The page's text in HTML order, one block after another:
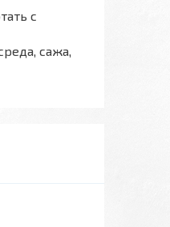
с
сажа,